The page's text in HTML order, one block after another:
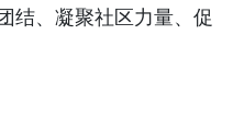
结、凝聚社区力量、促